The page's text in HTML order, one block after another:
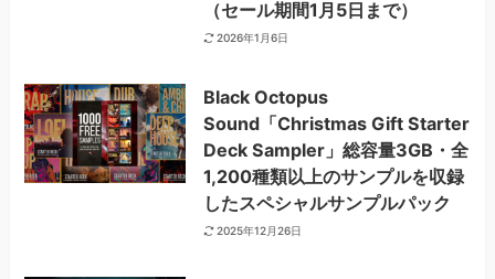
（セール期間1月5日まで）
2026年1月6日
Black Octopus
Sound「Christmas Gift Starter
Deck Sampler」総容量3GB・全
1,200種類以上のサンプルを収録
したスペシャルサンプルパック
2025年12月26日